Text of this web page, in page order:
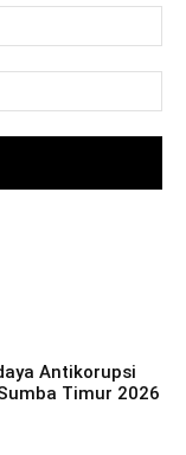
Antikorupsi
Timur 2026